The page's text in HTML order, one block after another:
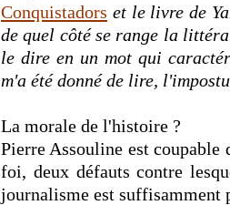
Conquistadors et le livre de
de quel côté se range la
le dire en un mot qui
m'a été donné de lire,
La morale de l'histoire ?
Pierre Assouline est coupable
foi, deux défauts contre
journalisme est suffisamment